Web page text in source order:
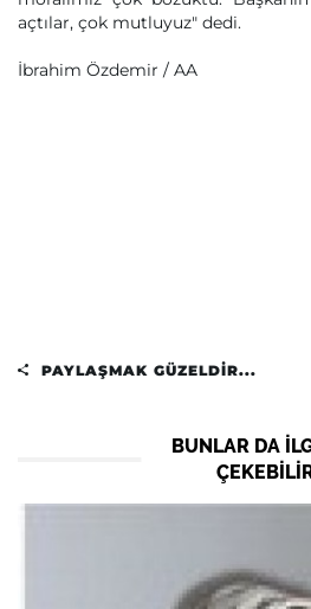
açtılar, çok mutluyuz" dedi.
İbrahim Özdemir / AA
PAYLAŞMAK GÜZELDIR...
BUNLAR DA